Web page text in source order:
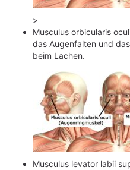
>
Musculus orbicularis
das Augenfalten und
beim Lachen.
Musculus levator labii